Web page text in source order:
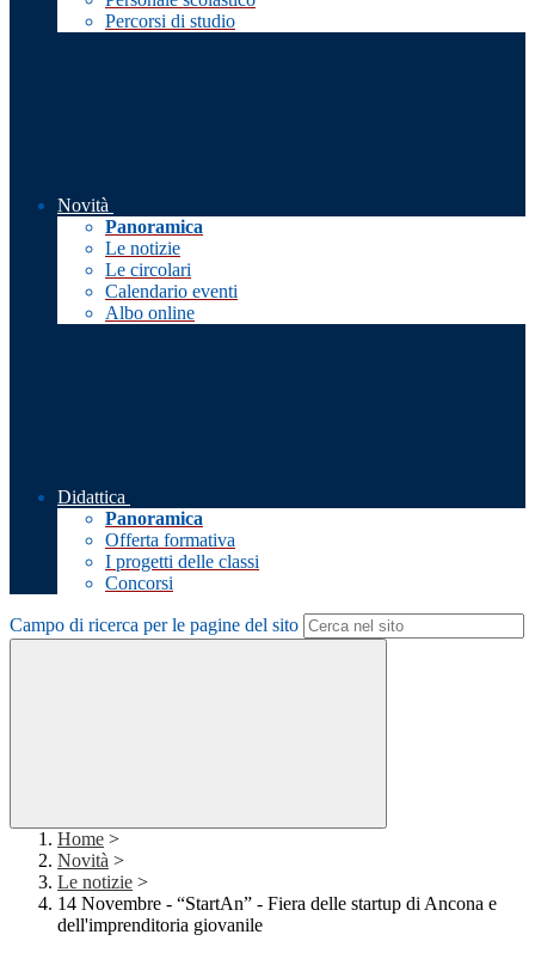
Percorsi di studio
Novità
Panoramica
Le notizie
Le circolari
Calendario eventi
Albo online
Didattica
Panoramica
Offerta formativa
I progetti delle classi
Concorsi
Campo di ricerca per le pagine del sito
Home >
Novità >
Le notizie >
14 Novembre - “StartAn” - Fiera delle startup di Ancona e
dell'imprenditoria giovanile